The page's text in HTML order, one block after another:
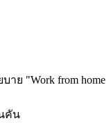
ย "Work from home
คัน